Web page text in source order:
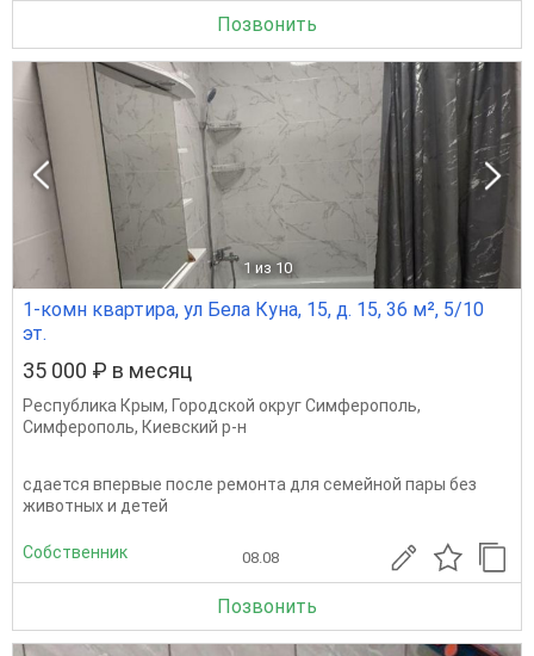
Позвонить
1 из 10
1-комн квартира, ул Бела Куна, 15, д. 15, 36 м², 5/10
эт.
35 000 ₽ в месяц
Республика Крым, Городской округ Симферополь,
Симферополь, Киевский р-н
сдается впервые после ремонта для семейной пары без
животных и детей
Собственник 08.08
Позвонить